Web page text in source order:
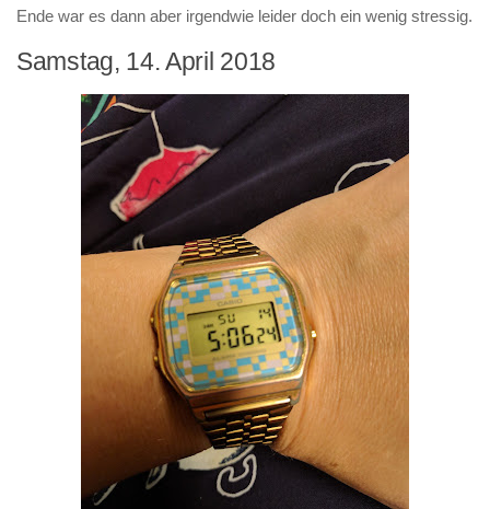
Ende war es dann aber irgendwie leider doch ein wenig stressig.
Samstag, 14. April 2018